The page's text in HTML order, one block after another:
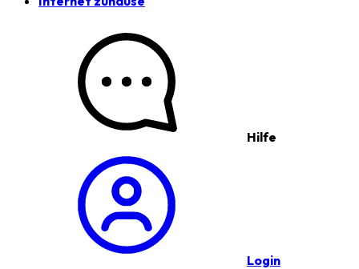
Hilfe
Login